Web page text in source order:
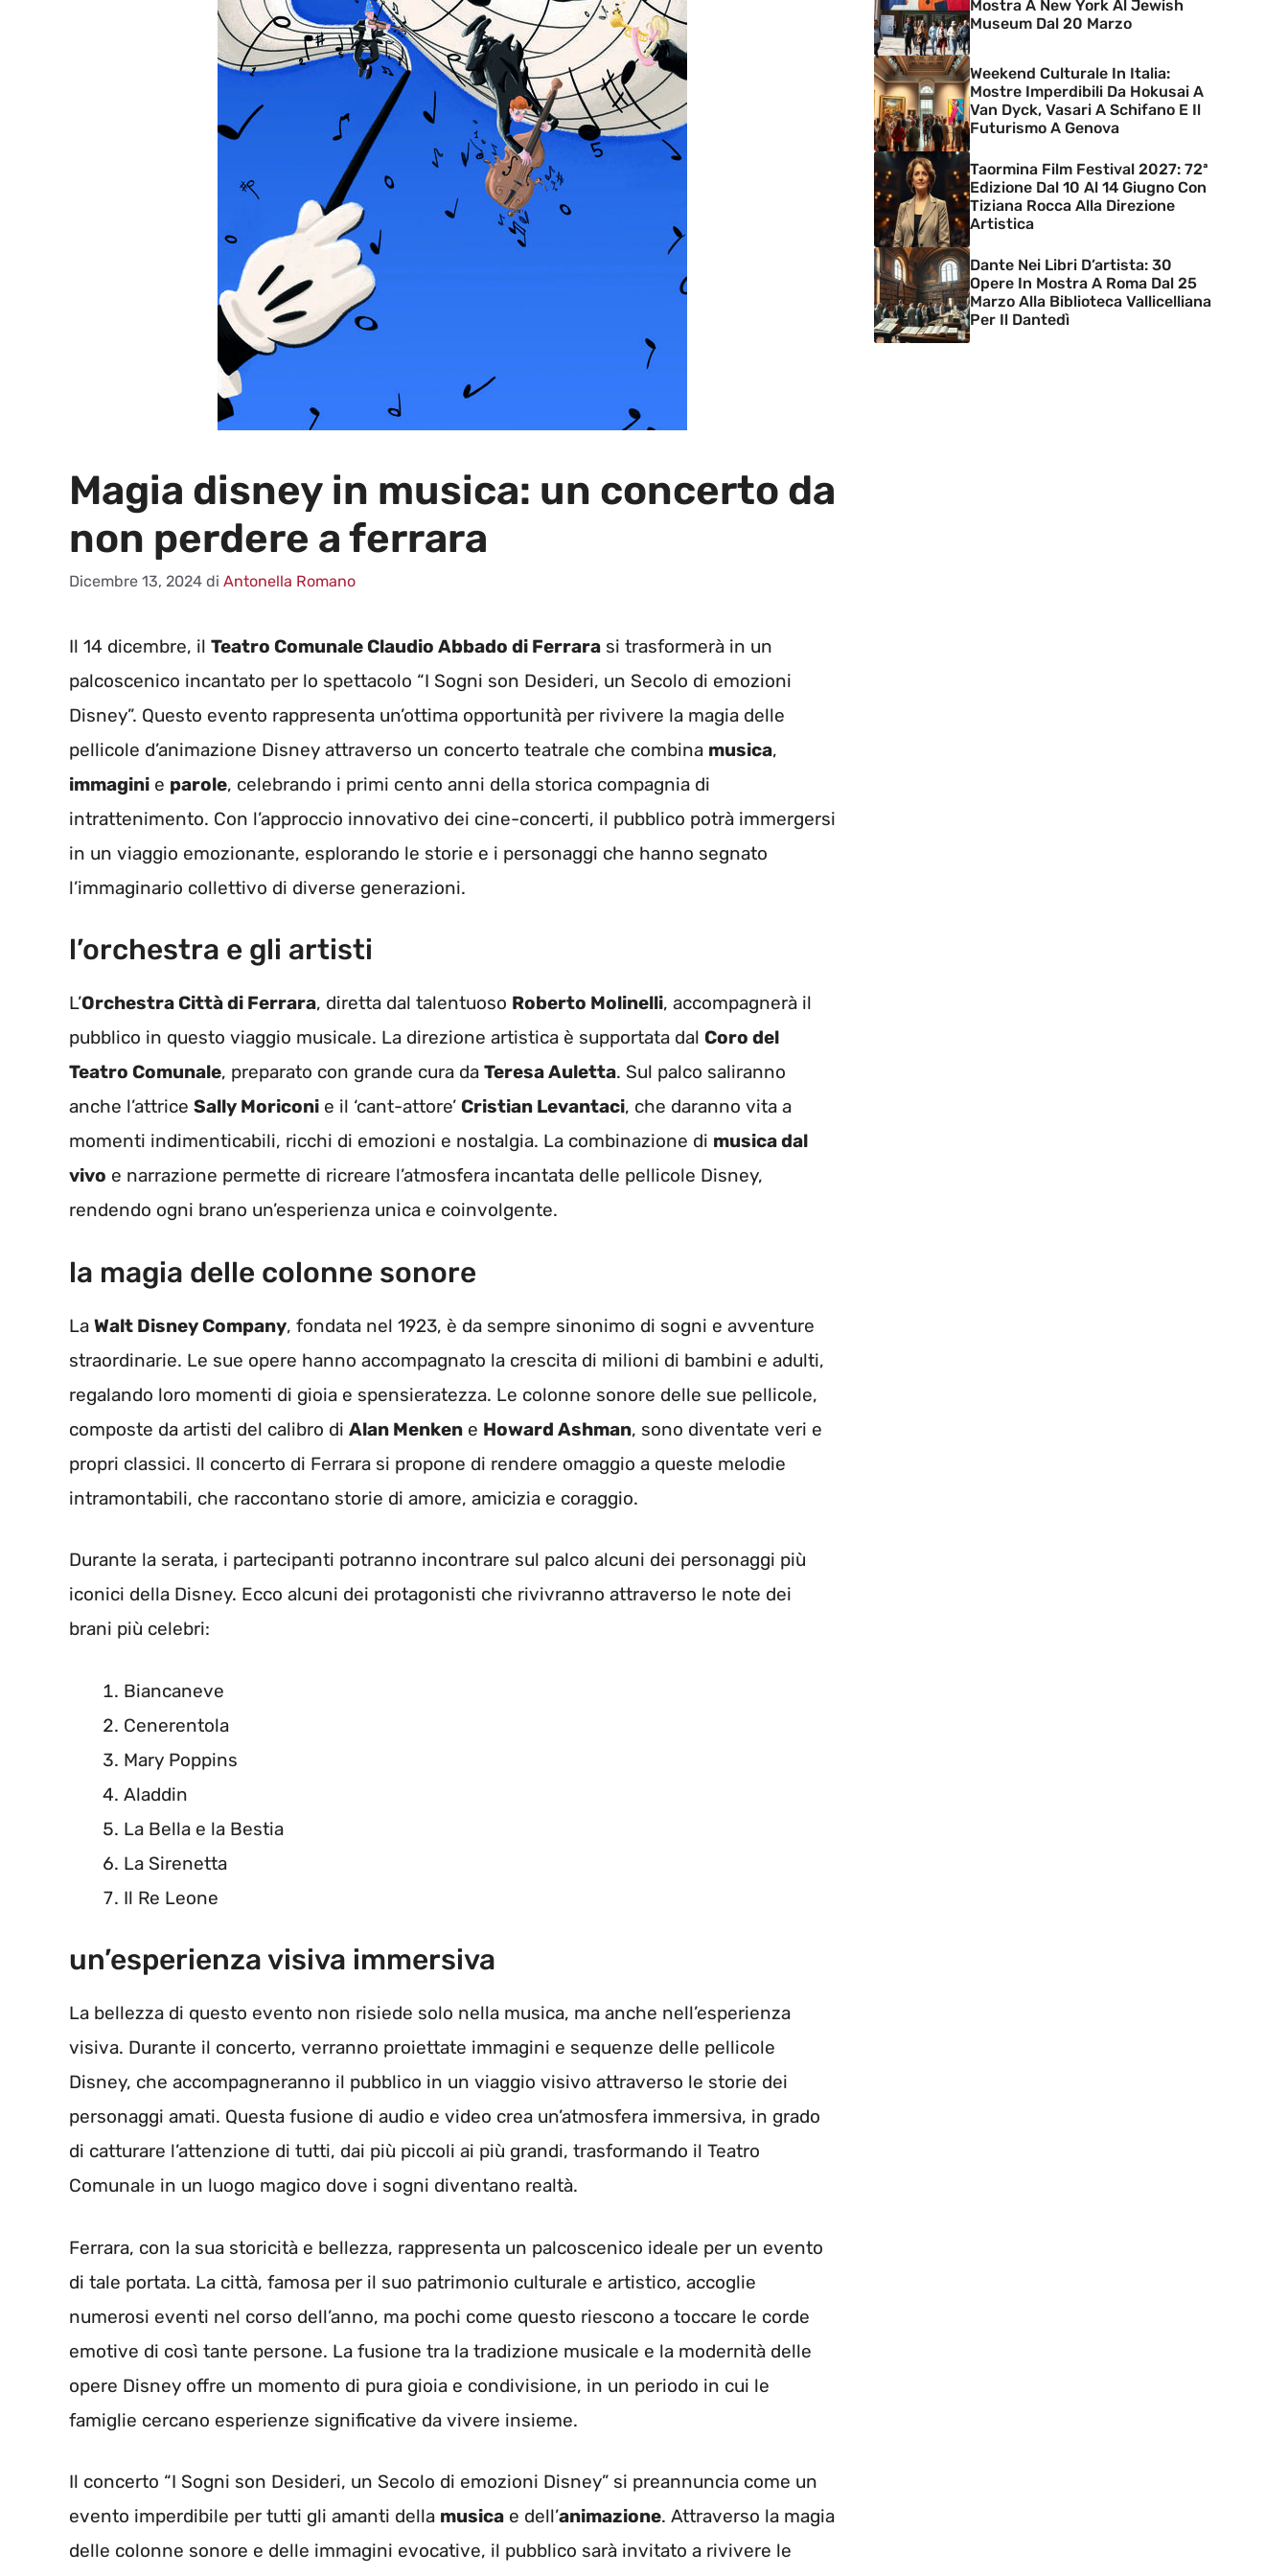
Magia disney in musica: un concerto da
non perdere a ferrara
Dicembre 13, 2024 di Antonella Romano
Il 14 dicembre, il Teatro Comunale Claudio Abbado di Ferrara si trasformerà in un
palcoscenico incantato per lo spettacolo “I Sogni son Desideri, un Secolo di emozioni
Disney”. Questo evento rappresenta un’ottima opportunità per rivivere la magia delle
pellicole d’animazione Disney attraverso un concerto teatrale che combina musica,
immagini e parole, celebrando i primi cento anni della storica compagnia di
intrattenimento. Con l’approccio innovativo dei cine-concerti, il pubblico potrà immergersi
in un viaggio emozionante, esplorando le storie e i personaggi che hanno segnato
l’immaginario collettivo di diverse generazioni.
l’orchestra e gli artisti
L’Orchestra Città di Ferrara, diretta dal talentuoso Roberto Molinelli, accompagnerà il
pubblico in questo viaggio musicale. La direzione artistica è supportata dal Coro del
Teatro Comunale, preparato con grande cura da Teresa Auletta. Sul palco saliranno
anche l’attrice Sally Moriconi e il ‘cant-attore’ Cristian Levantaci, che daranno vita a
momenti indimenticabili, ricchi di emozioni e nostalgia. La combinazione di musica dal
vivo e narrazione permette di ricreare l’atmosfera incantata delle pellicole Disney,
rendendo ogni brano un’esperienza unica e coinvolgente.
la magia delle colonne sonore
La Walt Disney Company, fondata nel 1923, è da sempre sinonimo di sogni e avventure
straordinarie. Le sue opere hanno accompagnato la crescita di milioni di bambini e adulti,
regalando loro momenti di gioia e spensieratezza. Le colonne sonore delle sue pellicole,
composte da artisti del calibro di Alan Menken e Howard Ashman, sono diventate veri e
propri classici. Il concerto di Ferrara si propone di rendere omaggio a queste melodie
intramontabili, che raccontano storie di amore, amicizia e coraggio.
Durante la serata, i partecipanti potranno incontrare sul palco alcuni dei personaggi più
iconici della Disney. Ecco alcuni dei protagonisti che rivivranno attraverso le note dei
brani più celebri:
Biancaneve
Cenerentola
Mary Poppins
Aladdin
La Bella e la Bestia
La Sirenetta
Il Re Leone
un’esperienza visiva immersiva
La bellezza di questo evento non risiede solo nella musica, ma anche nell’esperienza
visiva. Durante il concerto, verranno proiettate immagini e sequenze delle pellicole
Disney, che accompagneranno il pubblico in un viaggio visivo attraverso le storie dei
personaggi amati. Questa fusione di audio e video crea un’atmosfera immersiva, in grado
di catturare l’attenzione di tutti, dai più piccoli ai più grandi, trasformando il Teatro
Comunale in un luogo magico dove i sogni diventano realtà.
Ferrara, con la sua storicità e bellezza, rappresenta un palcoscenico ideale per un evento
di tale portata. La città, famosa per il suo patrimonio culturale e artistico, accoglie
numerosi eventi nel corso dell’anno, ma pochi come questo riescono a toccare le corde
emotive di così tante persone. La fusione tra la tradizione musicale e la modernità delle
opere Disney offre un momento di pura gioia e condivisione, in un periodo in cui le
famiglie cercano esperienze significative da vivere insieme.
Il concerto “I Sogni son Desideri, un Secolo di emozioni Disney” si preannuncia come un
evento imperdibile per tutti gli amanti della musica e dell’animazione. Attraverso la magia
delle colonne sonore e delle immagini evocative, il pubblico sarà invitato a rivivere le
Mostra A New York Al Jewish
Museum Dal 20 Marzo
Weekend Culturale In Italia:
Mostre Imperdibili Da Hokusai A
Van Dyck, Vasari A Schifano E Il
Futurismo A Genova
Taormina Film Festival 2027: 72ª
Edizione Dal 10 Al 14 Giugno Con
Tiziana Rocca Alla Direzione
Artistica
Dante Nei Libri D’artista: 30
Opere In Mostra A Roma Dal 25
Marzo Alla Biblioteca Vallicelliana
Per Il Dantedì